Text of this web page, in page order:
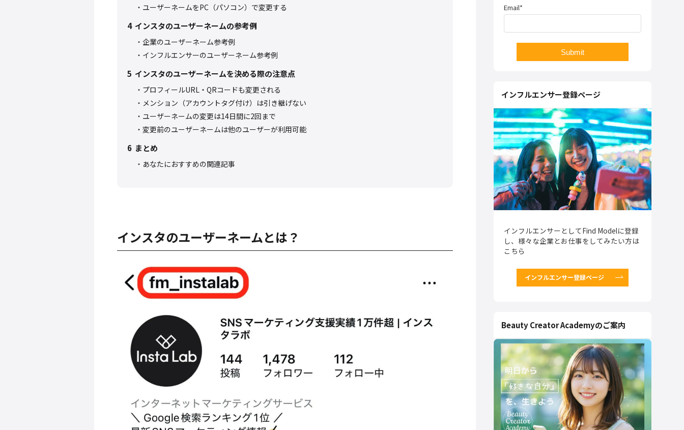
ユーザーネームをPC（パソコン）で変更する
4 インスタのユーザーネームの参考例
企業のユーザーネーム参考例
インフルエンサーのユーザーネーム参考例
5 インスタのユーザーネームを決める際の注意点
プロフィールURL・QRコードも変更される
メンション（アカウントタグ付け）は引き継げない
ユーザーネームの変更は14日間に2回まで
変更前のユーザーネームは他のユーザーが利用可能
6 まとめ
あなたにおすすめの関連記事
インスタのユーザーネームとは？
Email*
インフルエンサー登録ページ
インフルエンサーとしてFind Modelに登録
し、様々な企業とお仕事をしてみたい方は
こちら
インフルエンサー登録ページ
Beauty Creator Academyのご案内